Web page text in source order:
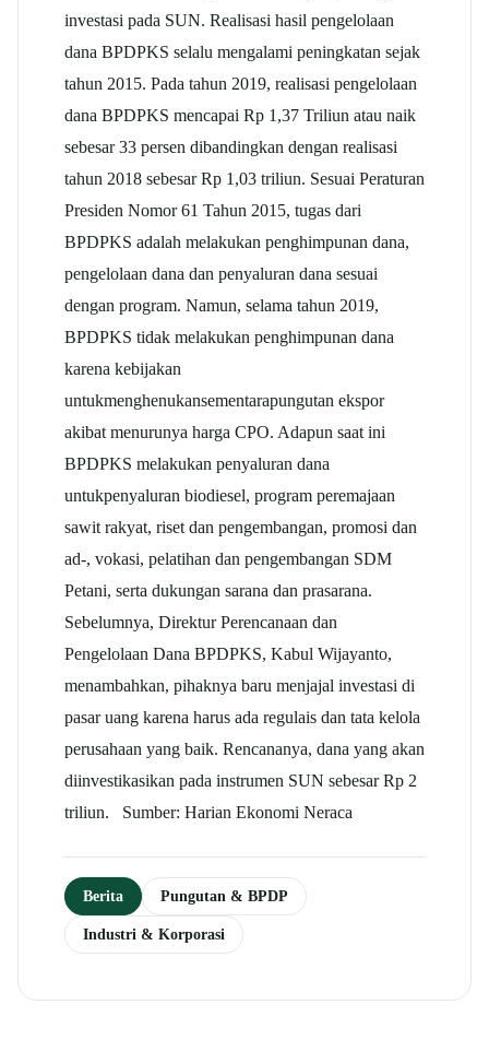
investasi pada SUN. Realisasi hasil pengelolaan
dana BPDPKS selalu mengalami peningkatan sejak
tahun 2015. Pada tahun 2019, realisasi pengelolaan
dana BPDPKS mencapai Rp 1,37 Triliun atau naik
sebesar 33 persen dibandingkan dengan realisasi
tahun 2018 sebesar Rp 1,03 triliun. Sesuai Peraturan
Presiden Nomor 61 Tahun 2015, tugas dari
BPDPKS adalah melakukan penghimpunan dana,
pengelolaan dana dan penyaluran dana sesuai
dengan program. Namun, selama tahun 2019,
BPDPKS tidak melakukan penghimpunan dana
karena kebijakan
untukmenghenukansementarapungutan ekspor
akibat menurunya harga CPO. Adapun saat ini
BPDPKS melakukan penyaluran dana
untukpenyaluran biodiesel, program peremajaan
sawit rakyat, riset dan pengembangan, promosi dan
ad-, vokasi, pelatihan dan pengembangan SDM
Petani, serta dukungan sarana dan prasarana.
Sebelumnya, Direktur Perencanaan dan
Pengelolaan Dana BPDPKS, Kabul Wijayanto,
menambahkan, pihaknya baru menjajal investasi di
pasar uang karena harus ada regulais dan tata kelola
perusahaan yang baik. Rencananya, dana yang akan
diinvestikasikan pada instrumen SUN sebesar Rp 2
triliun. Sumber: Harian Ekonomi Neraca
Berita Pungutan & BPDP
Industri & Korporasi